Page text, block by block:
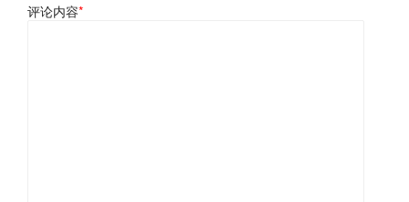
评论内容*